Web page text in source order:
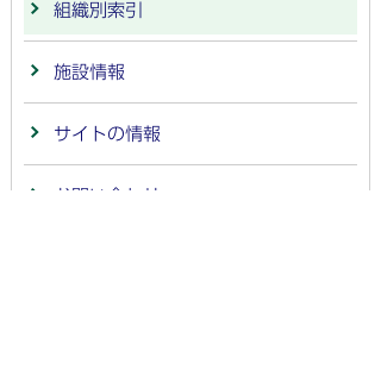
組織別索引
施設情報
サイトの情報
お問い合わせ